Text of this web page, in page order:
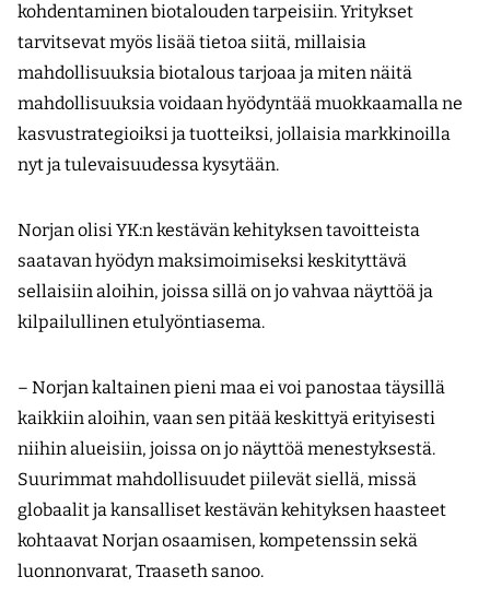
kohdentaminen biotalouden tarpeisiin. Yritykset
tarvitsevat myös lisää tietoa siitä, millaisia
mahdollisuuksia biotalous tarjoaa ja miten näitä
mahdollisuuksia voidaan hyödyntää muokkaamalla ne
kasvustrategioiksi ja tuotteiksi, jollaisia markkinoilla
nyt ja tulevaisuudessa kysytään.
Norjan olisi YK:n kestävän kehityksen tavoitteista
saatavan hyödyn maksimoimiseksi keskityttävä
sellaisiin aloihin, joissa sillä on jo vahvaa näyttöä ja
kilpailullinen etulyöntiasema.
– Norjan kaltainen pieni maa ei voi panostaa täysillä
kaikkiin aloihin, vaan sen pitää keskittyä erityisesti
niihin alueisiin, joissa on jo näyttöä menestyksestä.
Suurimmat mahdollisuudet piilevät siellä, missä
globaalit ja kansalliset kestävän kehityksen haasteet
kohtaavat Norjan osaamisen, kompetenssin sekä
luonnonvarat, Traaseth sanoo.